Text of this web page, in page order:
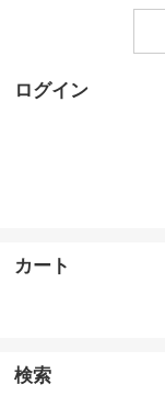
ログイン
カート
検索